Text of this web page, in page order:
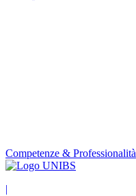
Competenze & Professionalità
|